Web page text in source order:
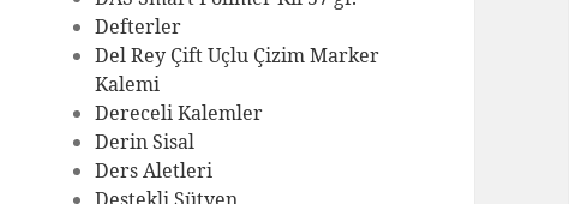
Defterler
Del Rey Çift Uçlu Çizim Marker
Kalemi
Dereceli Kalemler
Derin Sisal
Ders Aletleri